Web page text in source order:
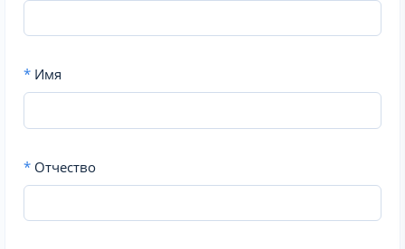
* Имя
* Отчество